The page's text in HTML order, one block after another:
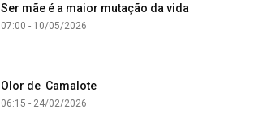
Ser mãe é a maior mutação da vida
07:00 - 10/05/2026
Olor de Camalote
06:15 - 24/02/2026